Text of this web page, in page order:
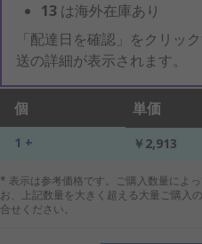
13 は海外在庫あり
「配達日を確認」をクリッ
送の詳細が表示されます。
個 単価
1 + ￥2,913
* 表示は参考価格です。ご購入数量によ
お、上記数量を大きく超える大量ご購入
合せください。